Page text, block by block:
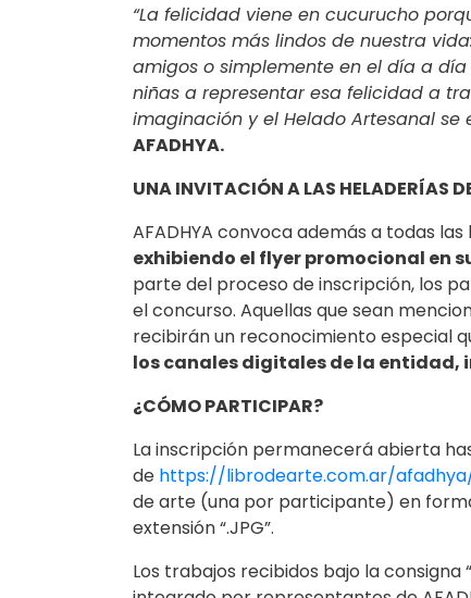
“La felicidad viene en cucurucho
momentos más lindos de nuestra
amigos o simplemente en el día a
niñas a representar esa felicidad a
imaginación y el Helado Artesanal se
AFADHYA.
UNA INVITACIÓN A LAS HELADERÍAS
AFADHYA convoca además a todas
exhibiendo el flyer promocional en
parte del proceso de inscripción, los
el concurso. Aquellas que sean
recibirán un reconocimiento especial
los canales digitales de la entidad,
¿CÓMO PARTICIPAR?
La inscripción permanecerá abierta
de https://librodearte.com.ar/
de arte (una por participante) en
extensión “.JPG”.
Los trabajos recibidos bajo la consigna